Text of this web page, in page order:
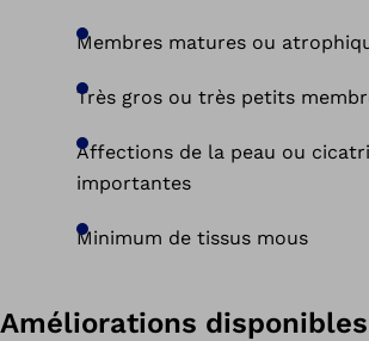
Membres matures ou
Très gros ou très petits
Affections de la peau ou
importantes
Minimum de tissus mous
Améliorations disponibles